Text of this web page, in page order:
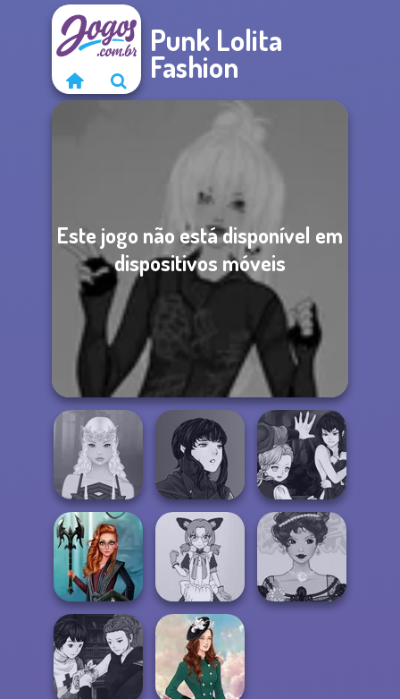
Punk Lolita
Fashion
Este jogo não está disponível em
dispositivos móveis
Elven Makeover
Manga Creator
Vampire Hunter
P...
Manga Creator
Vampire Hunter
P...
Centaur
Princesses
Tokyo Mew Mew
Creator